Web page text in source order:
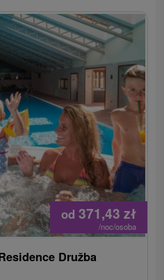
od 371,43 zł
/noc/osoba
Družba